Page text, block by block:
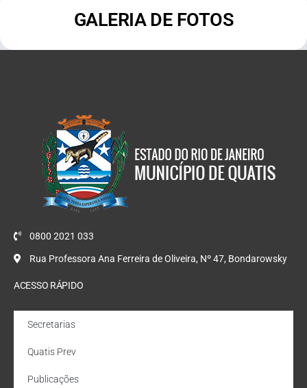
GALERIA DE FOTOS
0800 2021 033
Rua Professora Ana Ferreira de Oliveira, Nº 47, Bondarowsky
ACESSO RÁPIDO
Secretarias
Quatis Prev
Publicações